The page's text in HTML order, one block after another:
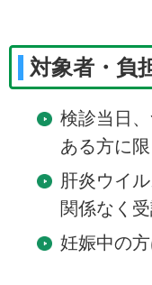
対象者・負
検診当日
ある方に限
肝炎ウイ
関係なく
妊娠中の方